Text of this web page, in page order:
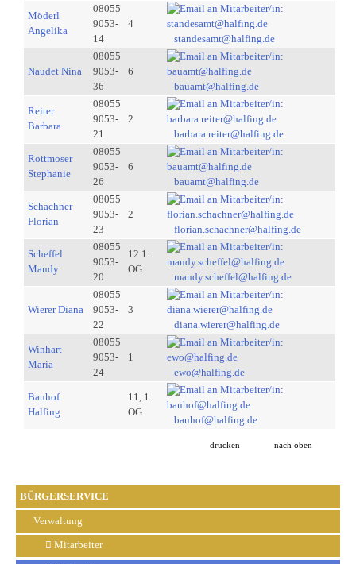
BÜRGERSERVICE
Verwaltung
Mitarbeiter
Möderl
Angelika
08055
9053-
14
4
standesamt@halfing.de
Naudet Nina
08055
9053-
36
6
bauamt@halfing.de
Reiter
Barbara
08055
9053-
21
2
barbara.reiter@halfing.de
Rottmoser
Stephanie
08055
9053-
26
6
bauamt@halfing.de
Schachner
Florian
08055
9053-
23
2
florian.schachner@halfing.de
Scheffel
Mandy
08055
9053-
20
12 1.
OG
mandy.scheffel@halfing.de
Wierer Diana
08055
9053-
22
3
diana.wierer@halfing.de
Winhart
Maria
08055
9053-
24
1
ewo@halfing.de
Bauhof
Halfing
11, 1.
OG
bauhof@halfing.de
drucken nach oben